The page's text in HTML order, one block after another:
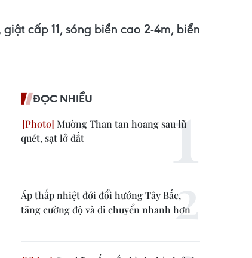
cấp 11, sóng biển cao 2-4m, biển
ĐỌC NHIỀU
Mường Than tan hoang sau lũ
quét, sạt lở đất
Áp thấp nhiệt đới đổi hướng Tây Bắc,
tăng cường độ và di chuyển nhanh hơn